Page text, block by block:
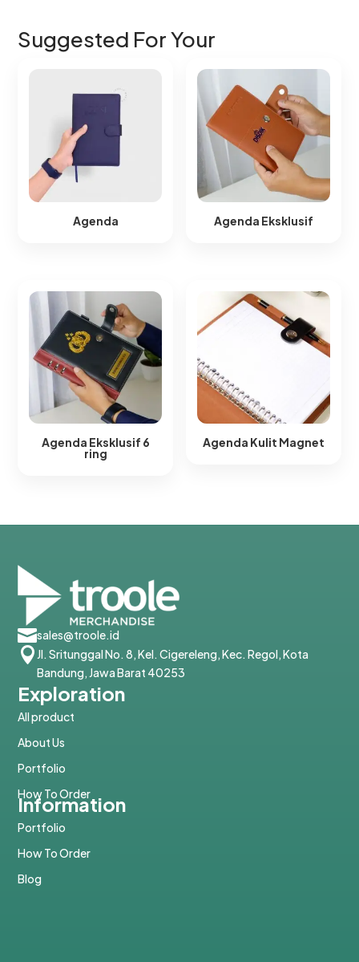
Suggested For Your
Agenda Agenda Eksklusif
Agenda Eksklusif 6
ring​
Agenda Kulit Magnet​
sales@troole.id
Jl. Sritunggal No. 8, Kel. Cigereleng, Kec. Regol, Kota
Bandung, Jawa Barat 40253
Exploration
All product
About Us
Portfolio
How To Order
Information
Portfolio
How To Order
Blog